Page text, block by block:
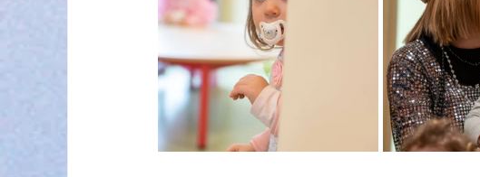
FETES & MANIFESTATIONS HANDICAP
POLE CULTUREL AUGUSTE ESCOFFIER Science